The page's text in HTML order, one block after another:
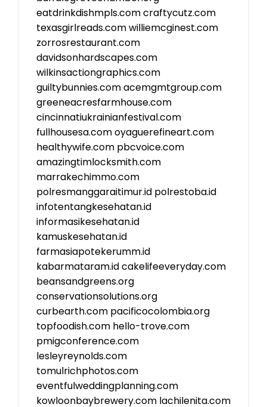
eatdrinkdishmpls.comcraftycutz.com
texasgirlreads.comwilliemcginest.com
zorrosrestaurant.com
davidsonhardscapes.com
wilkinsactiongraphics.com
guiltybunnies.comacemgmtgroup.com
greeneacresfarmhouse.com
cincinnatiukrainianfestival.com
fullhousesa.comoyaguerefineart.com
healthywife.com pbcvoice.com
amazingtimlocksmith.com
marrakechimmo.com
polresmanggaraitimur.id polrestoba.id
infotentangkesehatan.id
informasikesehatan.id
kamuskesehatan.id
farmasiapotekerumm.id
kabarmataram.idcakelifeeveryday.com
beansandgreens.org
conservationsolutions.org
curbearth.com pacificocolombia.org
topfoodish.com hello-trove.com
pmigconference.com
lesleyreynolds.com
tomulrichphotos.com
eventfulweddingplanning.com
kowloonbaybrewery.com lachilenita.com